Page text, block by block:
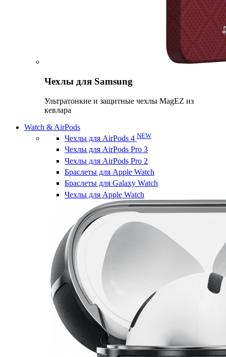
Чехлы для Samsung
Ультратонкие и защитные чехлы MagEZ из
кевлара
Watch & AirPods
Чехлы для AirPods 4 NEW
Чехлы для AirPods Pro 3
Чехлы для AirPods Pro 2
Браслеты для Apple Watch
Браслеты для Galaxy Watch
Чехлы для Apple Watch